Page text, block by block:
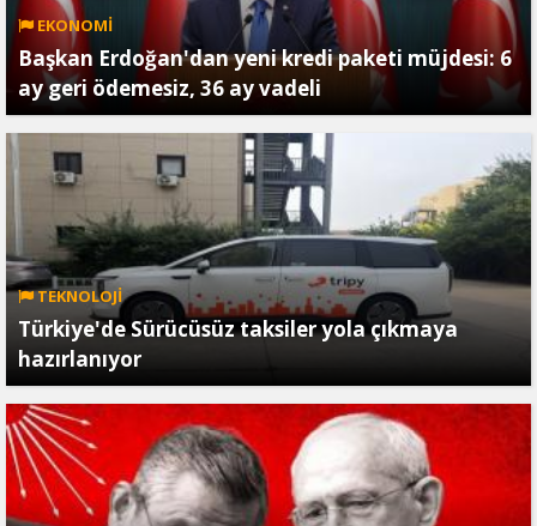
EKONOMİ
Başkan Erdoğan'dan yeni kredi paketi müjdesi: 6
ay geri ödemesiz, 36 ay vadeli
TEKNOLOJİ
Türkiye'de Sürücüsüz taksiler yola çıkmaya
hazırlanıyor